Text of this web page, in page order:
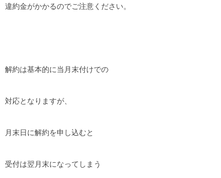
違約金がかかるのでご注意ください。
解約は基本的に当月末付けでの
対応となりますが、
月末日に解約を申し込むと
受付は翌月末になってしまう